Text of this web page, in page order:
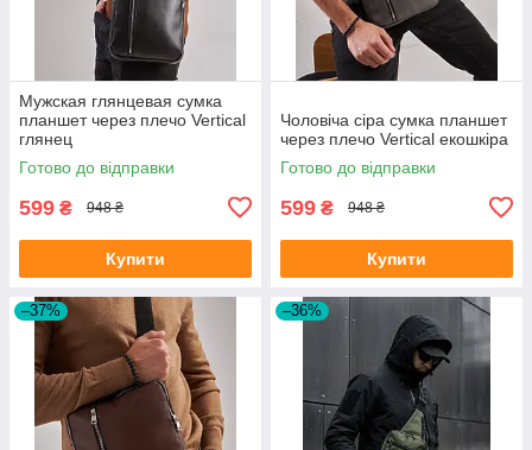
Мужская глянцевая сумка
планшет через плечо Vertical
глянец
Готово до відправки
599 ₴ 948 ₴
Купити
Чоловіча сіра сумка планшет
через плечо Vertical екошкіра
Готово до відправки
599 ₴ 948 ₴
Купити
–37% –36%